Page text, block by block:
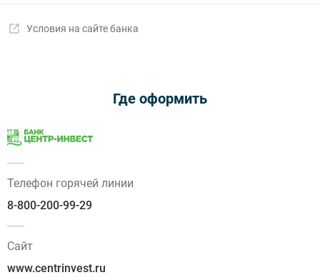
Условия на сайте банка
Где оформить
Телефон горячей линии
8-800-200-99-29
Сайт
www.centrinvest.ru